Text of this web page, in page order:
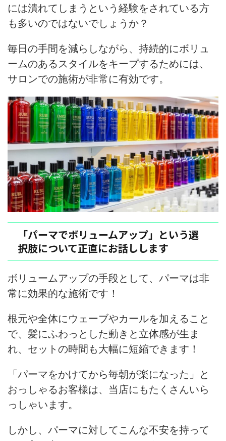
には潰れてしまうという経験をされている方
も多いのではないでしょうか？
毎日の手間を減らしながら、持続的にボリュ
ームのあるスタイルをキープするためには、
サロンでの施術が非常に有効です。
「パーマでボリュームアップ」という選
択肢について正直にお話しします
ボリュームアップの手段として、パーマは非
常に効果的な施術です！
根元や全体にウェーブやカールを加えること
で、髪にふわっとした動きと立体感が生ま
れ、セットの時間も大幅に短縮できます！
「パーマをかけてから毎朝が楽になった」と
おっしゃるお客様は、当店にもたくさんいら
っしゃいます。
しかし、パーマに対してこんな不安を持って